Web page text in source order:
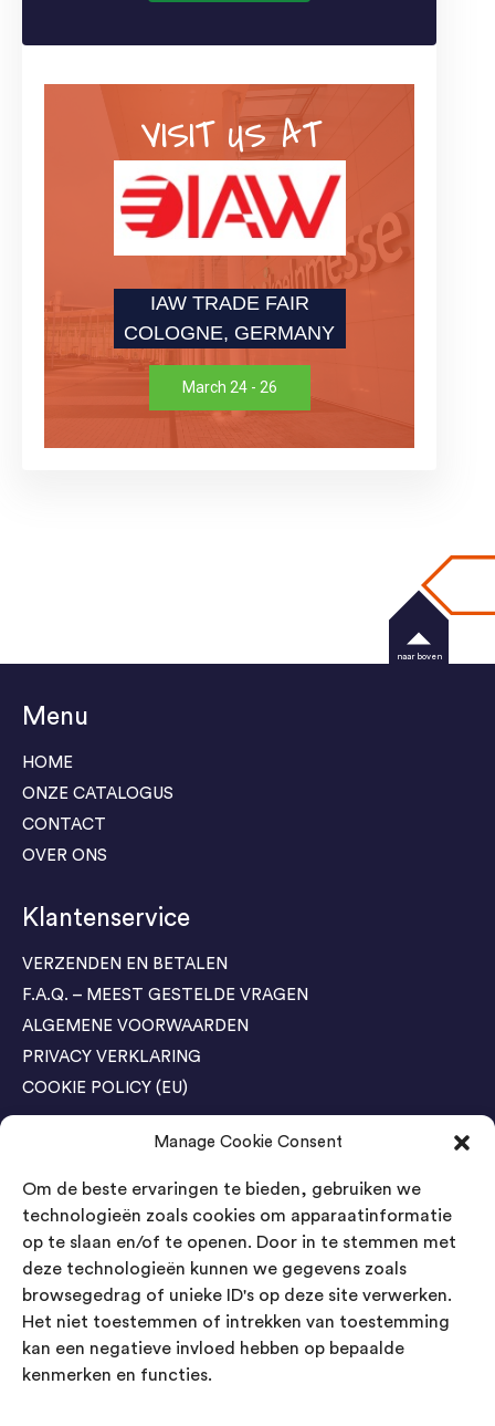
Manage Cookie Consent
Om de beste ervaringen te bieden, gebruiken we
technologieën zoals cookies om apparaatinformatie
op te slaan en/of te openen. Door in te stemmen met
deze technologieën kunnen we gegevens zoals
browsegedrag of unieke ID's op deze site verwerken.
Het niet toestemmen of intrekken van toestemming
kan een negatieve invloed hebben op bepaalde
kenmerken en functies.
VISIT US AT
IAW TRADE FAIR
COLOGNE, GERMANY
March 24 - 26
Menu
HOME
ONZE CATALOGUS
CONTACT
OVER ONS
Klantenservice
VERZENDEN EN BETALEN
F.A.Q. – MEEST GESTELDE VRAGEN
ALGEMENE VOORWAARDEN
PRIVACY VERKLARING
COOKIE POLICY (EU)
Agenda Trade Shows
04-05 November / SVG FAIR Winterswijk
Bestel GRATIS kaarten
24-26 March / IAW Trade Fair - Cologne
Bestel GRATIS kaarten
Contact
naar boven